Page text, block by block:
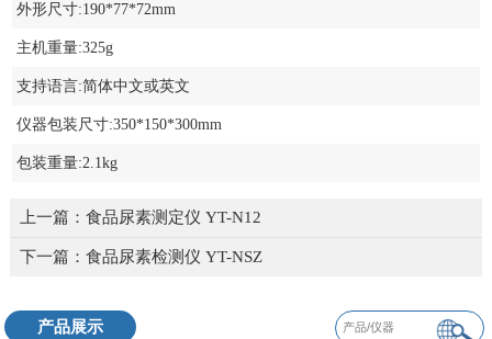
外形尺寸:190*77*72mm
主机重量:325g
支持语言:简体中文或英文
仪器包装尺寸:350*150*300mm
包装重量:2.1kg
上一篇： 食品尿素测定仪 YT-N12
下一篇： 食品尿素检测仪 YT-NSZ
产品展示